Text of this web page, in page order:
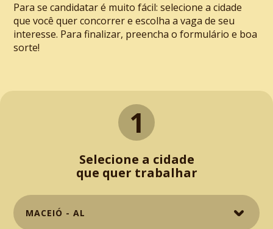
Para se candidatar é muito fácil: selecione a cidade
que você quer concorrer e escolha a vaga de seu
interesse. Para finalizar, preencha o formulário e boa
sorte!
1
Selecione a cidade
que quer trabalhar